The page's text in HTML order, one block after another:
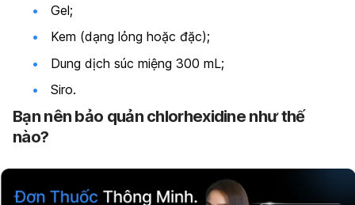
Gel;
Kem (dạng lỏng hoặc đặc);
Dung dịch súc miệng 300 mL;
Siro.
Bạnnên bảo quản chlorhexidine như thế
nào?